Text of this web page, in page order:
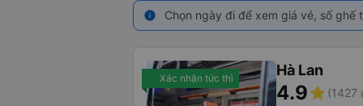
info Chọn ngày đi để xem giá vé, số
Xác nhận tức thì Hà Lan
4.9star (1427